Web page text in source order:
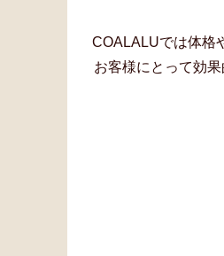
COALALUでは体格
お客様にとって効